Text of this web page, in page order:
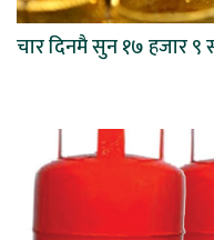
चार दिनमै सुन १७ हजार ९